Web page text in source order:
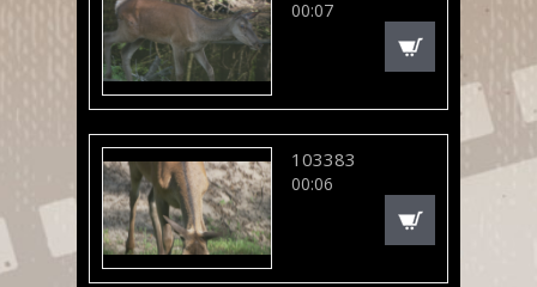
00:07
103383
00:06